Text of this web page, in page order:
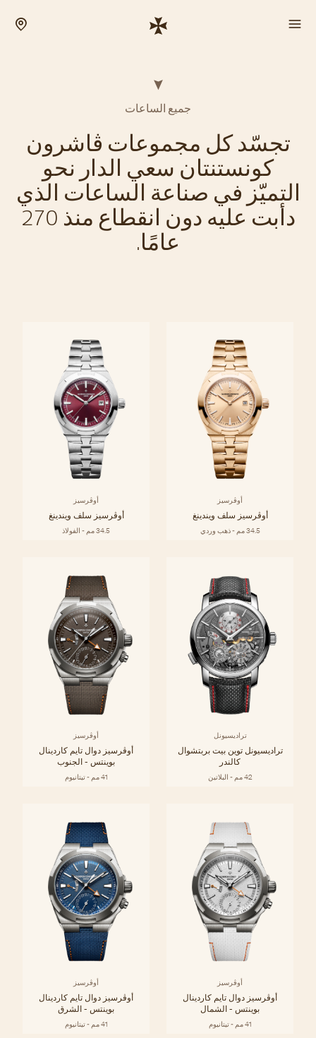
جميع الساعات
تجسّد كل مجموعات ڤاشرون
كونستنتان سعي الدار نحو
التميّز في صناعة الساعات الذي
دأبت عليه دون انقطاع منذ 270
عامًا.
أوڤرسيز
أوڤرسيز سلف ويندينغ
34.5 مم - ذهب وردي
أوڤرسيز
أوڤرسيز سلف ويندينغ
34.5 مم - الفولاذ
تراديسيونل
تراديسيونل توين بيت بربتشوال
كالندر
42 مم - البلاتين
أوڤرسيز
أوڤرسيز دوال تايم كاردينال
بوينتس - الجنوب
41 مم - تيتانيوم
أوڤرسيز
أوڤرسيز دوال تايم كاردينال
بوينتس - الشمال
41 مم - تيتانيوم
أوڤرسيز
أوڤرسيز دوال تايم كاردينال
بوينتس - الشرق
41 مم - تيتانيوم